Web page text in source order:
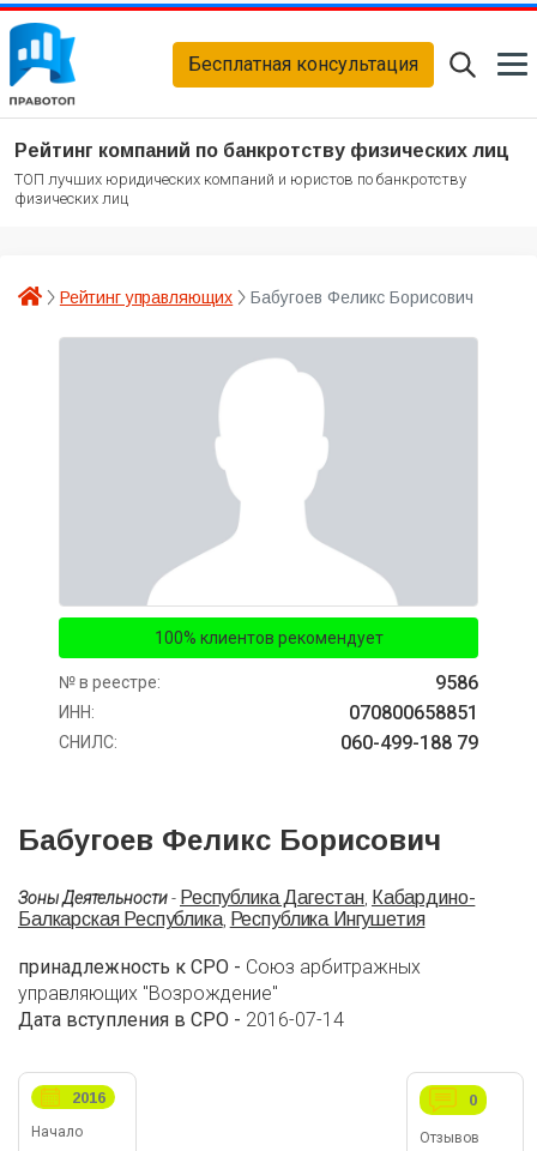
Бесплатная консультация
Рейтинг компаний по банкротству физических лиц
ТОП лучших юридических компаний и юристов по банкротству
физических лиц
Рейтинг управляющих Бабугоев Феликс Борисович
100% клиентов рекомендует
№ в реестре: 9586
ИНН: 070800658851
СНИЛС: 060-499-188 79
Бабугоев Феликс Борисович
Зоны Деятельности- Республика Дагестан, Кабардино-
Балкарская Республика, Республика Ингушетия
принадлежность к СРО - Союз арбитражных
управляющих "Возрождение"
Дата вступления в СРО - 2016-07-14
Начало
2016
Отзывов
0